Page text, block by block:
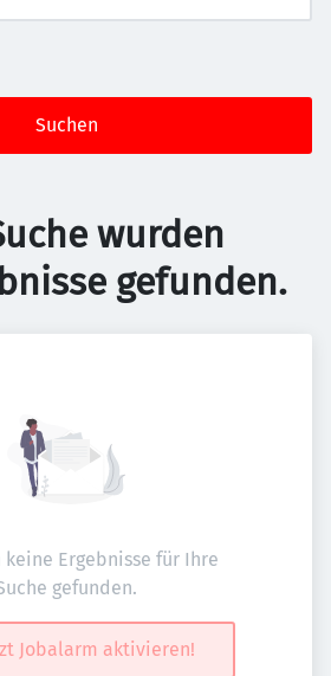
Suchen
wurden
gefunden.
keine Ergebnisse für Ihre
gefunden.
Jobalarm aktivieren!